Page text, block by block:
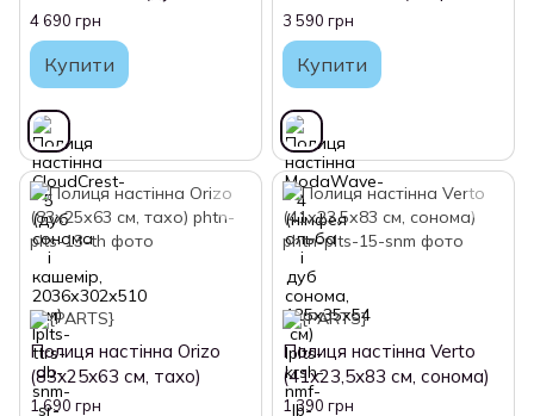
і кашемір, 2036х302х510
мм)
4 690 грн
Купити
альба і дуб сонома,
125х35х54 см)
3 590 грн
Купити
Полиця настінна Orizo
(83х25х63 см, тахо)
1 690 грн
Полиця настінна Verto
(41х23,5х83 см, сонома)
1 390 грн